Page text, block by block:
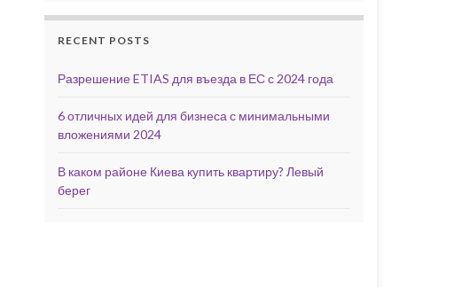
RECENT POSTS
Разрешение ETIAS для въезда в ЕС с 2024 года
6 отличных идей для бизнеса с минимальными
вложениями 2024
В каком районе Киева купить квартиру? Левый
берег